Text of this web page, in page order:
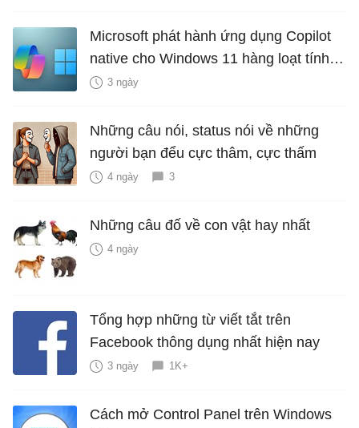
Microsoft phát hành ứng dụng Copilot
native cho Windows 11 hàng loạt tính
năng mới Hữu Ích
3 ngày
Những câu nói, status nói về những
người bạn đểu cực thâm, cực thấm
4 ngày 3
Những câu đố về con vật hay nhất
4 ngày
Tổng hợp những từ viết tắt trên
Facebook thông dụng nhất hiện nay
3 ngày 1K+
Cách mở Control Panel trên Windows